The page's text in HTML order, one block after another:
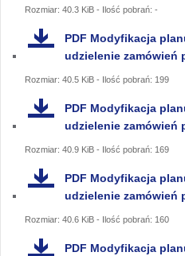
Rozmiar: 40.3 KiB - Ilość pobrań: -
PDF Modyfikacja
udzielenie zamówień
Rozmiar: 40.5 KiB - Ilość pobrań: 199
PDF Modyfikacja
udzielenie zamówień
Rozmiar: 40.9 KiB - Ilość pobrań: 169
PDF Modyfikacja
udzielenie zamówień
Rozmiar: 40.6 KiB - Ilość pobrań: 160
PDF Modyfikacja